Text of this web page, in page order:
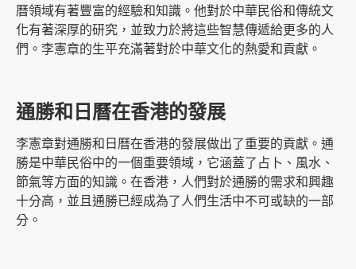
曆領域有著豐富的經驗和知識。他對於中華民俗和傳統文
化有著深厚的研究，並致力於將這些智慧傳遞給更多的人
們。李憲章的生平充滿著對於中華文化的熱愛和貢獻。
通勝和日曆在香港的發展
李憲章對通勝和日曆在香港的發展做出了重要的貢獻。通
勝是中華民俗中的一個重要領域，它涵蓋了占卜、風水、
節氣等方面的知識。在香港，人們對於通勝的需求和興趣
十分高，並且通勝已經成為了人們生活中不可或缺的一部
分。